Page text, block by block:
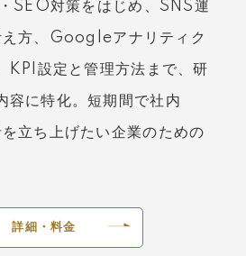
SEO対策をはじめ、SNS運
方、Googleアナリティク
KPI設定と管理方法まで、研
容に特化。短期間で社内
立ち上げたい企業のための
詳細・料金